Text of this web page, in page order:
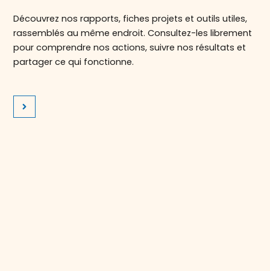
Découvrez nos rapports, fiches projets et outils utiles,
rassemblés au même endroit. Consultez-les librement
pour comprendre nos actions, suivre nos résultats et
partager ce qui fonctionne.